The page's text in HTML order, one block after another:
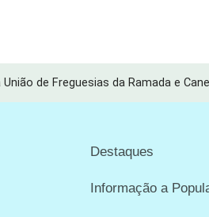
de Freguesias da Ramada e
Destaques
Informação a